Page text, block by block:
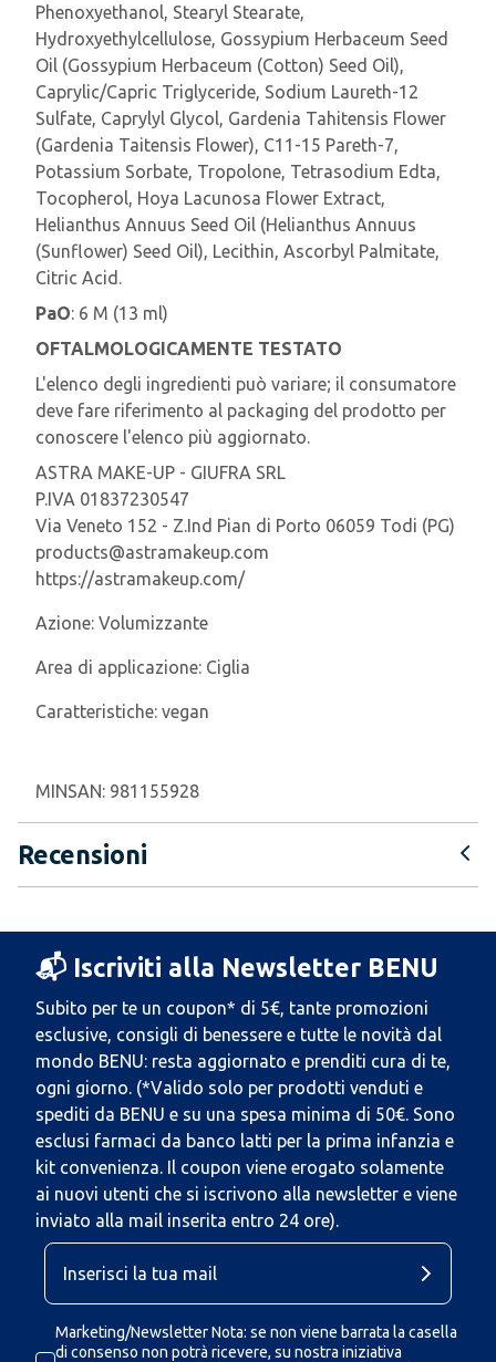
Phenoxyethanol, Stearyl Stearate,
Hydroxyethylcellulose, Gossypium Herbaceum Seed
Oil (Gossypium Herbaceum (Cotton) Seed Oil),
Caprylic/Capric Triglyceride, Sodium Laureth-12
Sulfate, Caprylyl Glycol, Gardenia Tahitensis Flower
(Gardenia Taitensis Flower), C11-15 Pareth-7,
Potassium Sorbate, Tropolone, Tetrasodium Edta,
Tocopherol, Hoya Lacunosa Flower Extract,
Helianthus Annuus Seed Oil (Helianthus Annuus
(Sunflower) Seed Oil), Lecithin, Ascorbyl Palmitate,
Citric Acid.
PaO: 6 M (13 ml)
OFTALMOLOGICAMENTE TESTATO
L'elenco degli ingredienti può variare; il consumatore
deve fare riferimento al packaging del prodotto per
conoscere l'elenco più aggiornato.
ASTRA MAKE-UP - GIUFRA SRL
P.IVA 01837230547
Via Veneto 152 - Z.Ind Pian di Porto 06059 Todi (PG)
products@astramakeup.com
https://astramakeup.com/
Azione: Volumizzante
Area di applicazione: Ciglia
Caratteristiche: vegan
MINSAN: 981155928
Recensioni
📬 Iscriviti alla Newsletter BENU
Subito per te un coupon* di 5€, tante promozioni
esclusive, consigli di benessere e tutte le novità dal
mondo BENU: resta aggiornato e prenditi cura di te,
ogni giorno. (*Valido solo per prodotti venduti e
spediti da BENU e su una spesa minima di 50€. Sono
esclusi farmaci da banco latti per la prima infanzia e
kit convenienza. Il coupon viene erogato solamente
ai nuovi utenti che si iscrivono alla newsletter e viene
inviato alla mail inserita entro 24 ore).
Marketing/Newsletter Nota: se non viene barrata la casella
di consenso non potrà ricevere, su nostra iniziativa